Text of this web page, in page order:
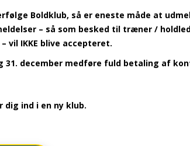
Boldklub, så er eneste måde at
– så som besked til træner /
vil IKKE blive accepteret.
31. december medføre fuld betaling af
ind i en ny klub.